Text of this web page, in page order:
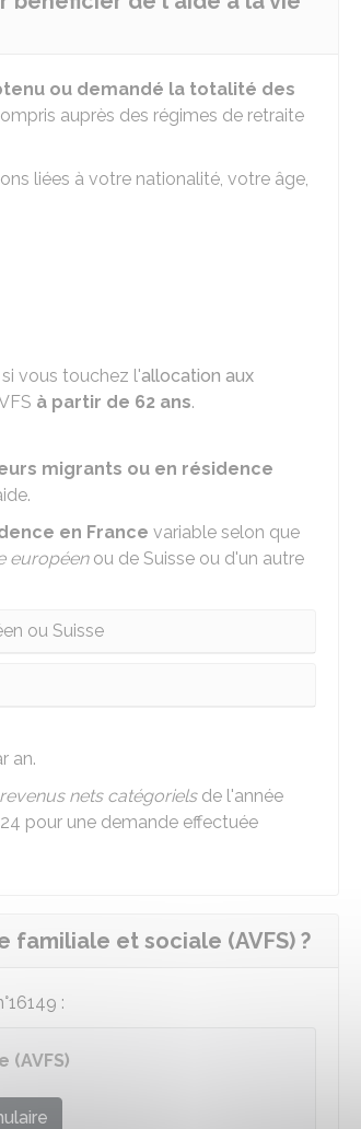
ou demandé la totalité des
auprès des régimes de retraite
liées à votre nationalité, votre âge,
vous touchez l'allocation aux
à partir de 62 ans.
migrants ou en résidence
en France variable selon que
européenou de Suisse ou d'un autre
ou Suisse
an.
revenus nets catégorielsde l'année
pour une demande effectuée
et sociale (AVFS) ?
: